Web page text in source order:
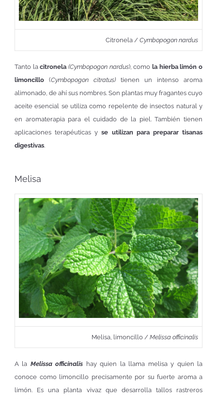
Citronela / Cymbopogon nardus
Tanto lacitronela (Cymbopogon nardus), comola hierba limón o
limoncillo (Cymbopogon citratus) tienen un intenso aroma
alimonado, de ahí sus nombres. Son plantas muy fragantes cuyo
aceite esencial se utiliza como repelente de insectos natural y
en aromaterapia para el cuidado de la piel. También tienen
aplicaciones terapéuticas yse utilizan para preparar tisanas
digestivas.
Melisa
Melisa, limoncillo / Melissa officinalis
A la Melissa officinalis hay quien la llama melisa y quien la
conoce como limoncillo precisamente por su fuerte aroma a
limón. Es una planta vivaz que desarrolla tallos rastreros